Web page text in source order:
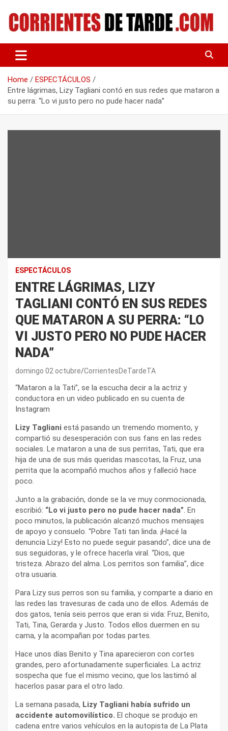
content
CORRIENTES DE TARDE
Home
ESPECTÁCULOS
Entre lágrimas, Lizy Tagliani contó en sus redes que mataron a
su perra: “Lo vi justo pero no pude hacer nada”
ESPECTÁCULOS
ENTRE LÁGRIMAS, LIZY
TAGLIANI CONTÓ EN SUS REDES
QUE MATARON A SU PERRA: “LO
VI JUSTO PERO NO PUDE HACER
NADA”
domingo 02 octubre CorrientesDeTardeTA
“Mataron a la Tati”, se la escucha decir a la actriz y
conductora en un video publicado en su cuenta de
Instagram
Lizy Tagliani está pasando un tremendo momento, y
compartió su desesperación con sus fans en las redes
sociales. Le mataron a una de sus perritas, Tati, que era
hija de una de sus más queridas mascotas, la Fruz, una
perrita que la acompañó muchos años y falleció hace
poco.
Junto a la grabación, donde se la ve muy conmocionada,
escribió: “Lo vi justo pero no pude hacer nada”. En
poco minutos, la publicación alcanzó muchos mensajes
de apoyo y consuelo. “Pobre Tati tan linda. ¡Hacé la
denuncia Lizy! Esto no puede seguir pasando”, dice una de
sus seguidoras, y le ofrece hacerla viral. “Dios, que
tristeza. Abrazo del alma. Los perritos son familia”, dice
otra usuaria.
Para Lizy sus perros son su familia, y comparte a diario en
las redes las travesuras de cada uno de ellos. Además de
dos gatos, tenía seis perros que eran si vida: Fruz, Benito,
Tati, Tina, Gerarda y Justo. Todos ellos duermen en su
cama, y la acompañan por todas partes.
Hace unos días Benito y Tina aparecieron con cortes
grandes, pero afortunadamente superficiales. La actriz
sospecha que fue el mismo vecino, que los lastimó al
hacerlos pasar para el otro lado.
La semana pasada, Lizy Tagliani había sufrido un
accidente automovilístico. El choque se produjo en
cadena entre varios vehículos en la autopista de La Plata